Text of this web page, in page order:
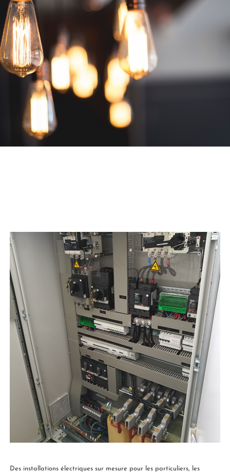
Des installations électriques sur mesure pour les particuliers, les